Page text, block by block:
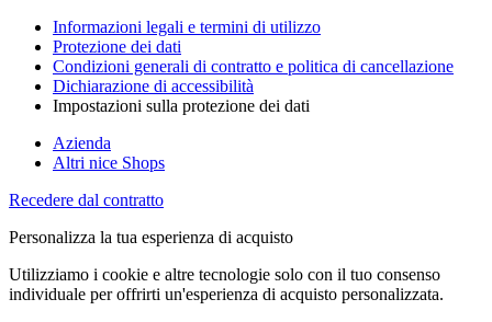
Informazioni legali e termini di utilizzo
Protezione dei dati
Condizioni generali di contratto e politica di cancellazione
Dichiarazione di accessibilità
Impostazioni sulla protezione dei dati
Azienda
Altri nice Shops
Recedere dal contratto
Personalizza la tua esperienza di acquisto
Utilizziamo i cookie e altre tecnologie solo con il tuo consenso
individuale per offrirti un'esperienza di acquisto personalizzata.